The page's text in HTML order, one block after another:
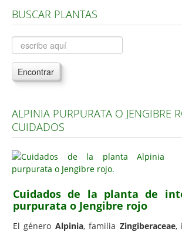
Árboles, Cicas y Palmeras de la G a la Z
Plantas Anuales y Perennes
Plantas Bulbosas y Acuáticas
Plantas de Interior
Plantas Aromáticas y de Huerto
Plantas Carnívoras y Orquídeas
Consejos
Hemisferio Sur
Enfermedades
BUSCAR PLANTAS
Encontrar
ALPINIA PURPURATA O JENGIBRE
CUIDADOS
Cuidados de la planta de
purpurata o Jengibre rojo
El género Alpinia, familia Zingiberaceae,